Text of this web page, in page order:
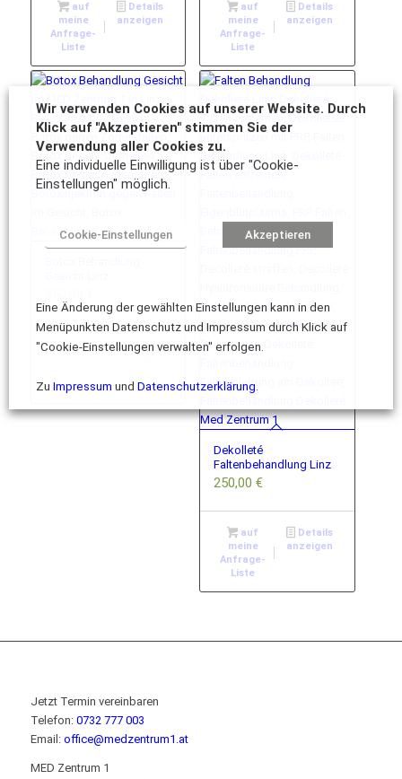
auf
meine
Anfrage-
Liste
Details
anzeigen
auf
meine
Anfrage-
Liste
Details
anzeigen
auf
Liste
Details
Dekolleté
Faltenbehandlung Linz
250,00€
auf
meine
Anfrage-
Liste
Details
anzeigen
Jetzt Termin vereinbaren
Telefon: 0732 777 003
Email: office@medzentrum1.at
MED Zentrum 1
Wir verwenden Cookies auf unserer Website. Durch
Klick auf "Akzeptieren" stimmen Sie der
Verwendung aller Cookies zu.
Eine individuelle Einwilligung ist über "Cookie-
Einstellungen" möglich.
Cookie-Einstellungen Akzeptieren
Eine Änderung der gewählten Einstellungen kann in den
Menüpunkten Datenschutz und Impressum durch Klick auf
"Cookie-Einstellungen verwalten" erfolgen.
Zu Impressum und Datenschutzerklärung.